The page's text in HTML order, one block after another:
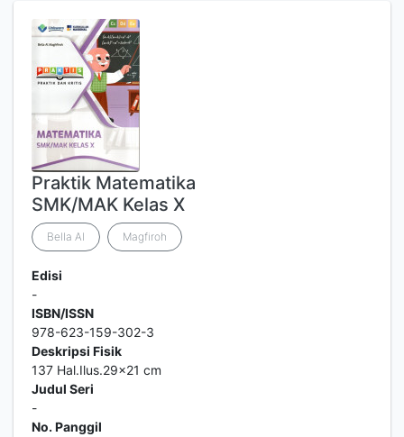
Praktik Matematika
SMK/MAK Kelas X
Bella Al Magfiroh
Edisi
-
ISBN/ISSN
978-623-159-302-3
Deskripsi Fisik
137 Hal.Ilus.29x21 cm
Judul Seri
-
No. Panggil